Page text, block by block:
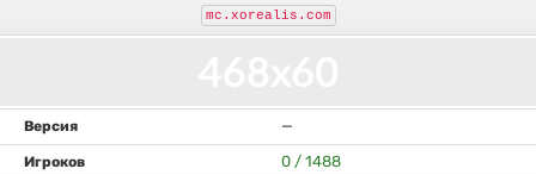
mc.xorealis.com
—
0 / 1488